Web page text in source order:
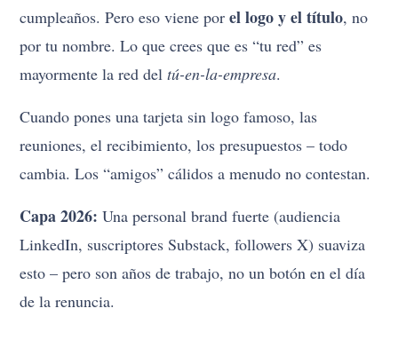
cumpleaños. Pero eso viene porel logo y el título, no
por tu nombre. Lo que crees que es “tu red” es
mayormente la red deltú-en-la-empresa.
Cuando pones una tarjeta sin logo famoso, las
reuniones, el recibimiento, los presupuestos – todo
cambia. Los “amigos” cálidos a menudo no contestan.
Capa 2026: Una personal brand fuerte (audiencia
LinkedIn, suscriptores Substack, followers X) suaviza
esto – pero son años de trabajo, no un botón en el día
de la renuncia.